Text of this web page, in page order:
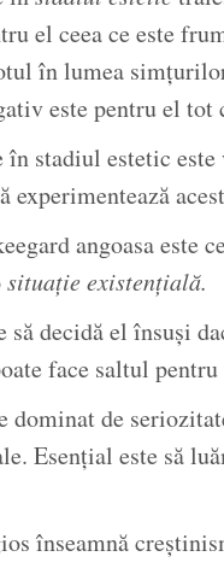
el ceea ce este
în lumea
este pentru el tot
în stadiul estetic
experimentează
angoasa este
situație existențială.
să decidă el însuși
face saltul
dominat de
Esențial este să
înseamnă